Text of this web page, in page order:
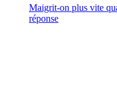
Maigrit-on plus vite
réponse